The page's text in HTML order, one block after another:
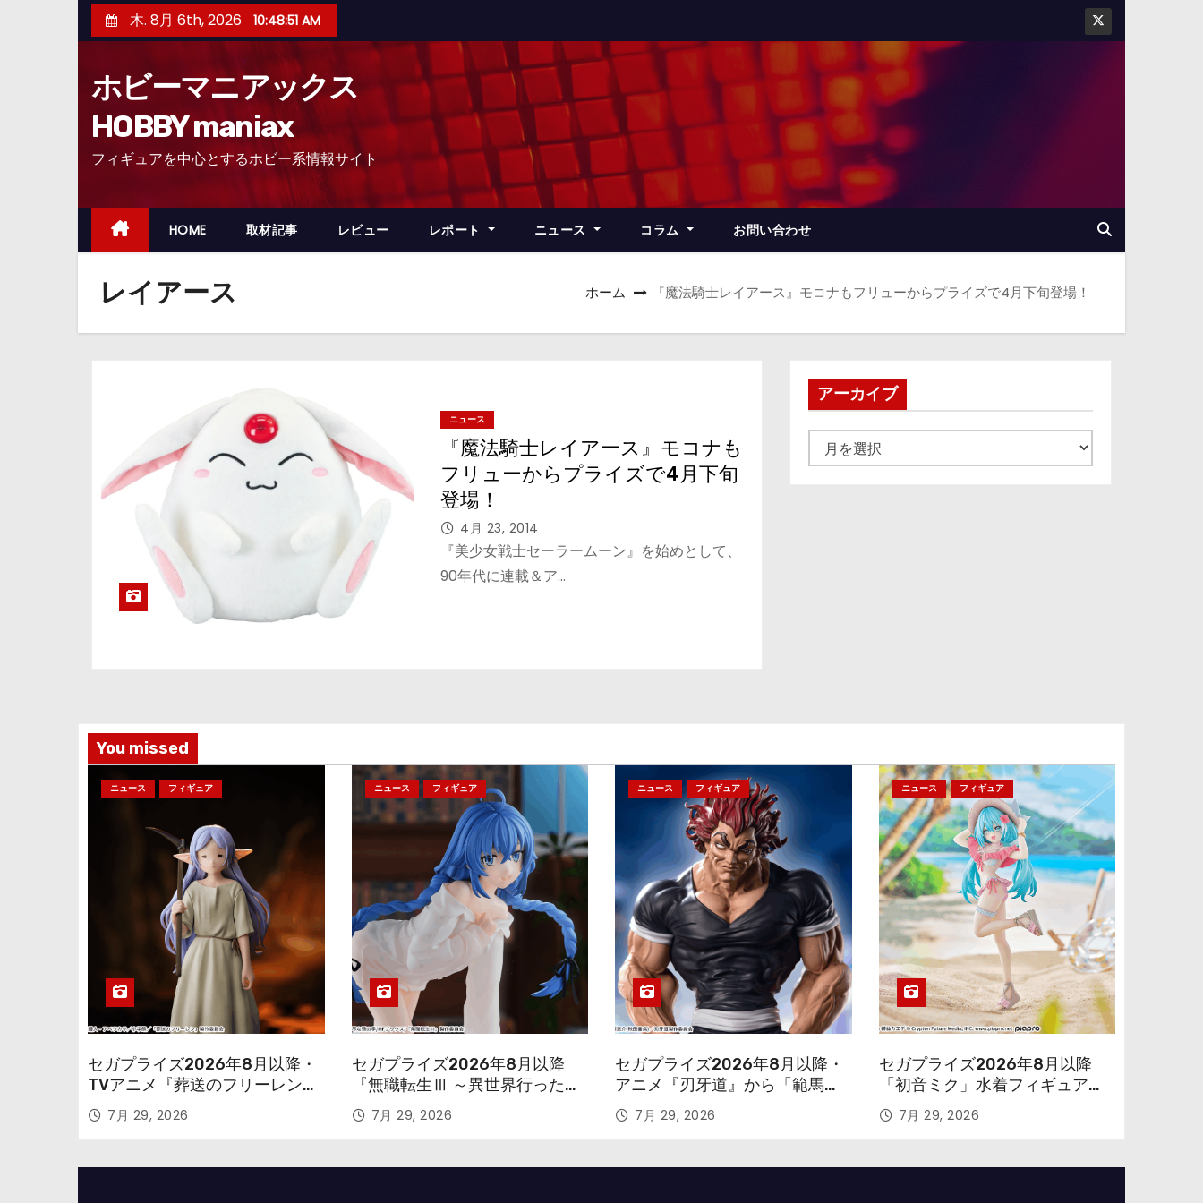
ン
ッ
木. 8月 6th, 2026 10:48:51 AM
ホビーマニアックス
HOBBY maniax
フィギュアを中心とするホビー系情報サイト
HOME 取材記事 レビュー レポート ニュース コラム お問い合わせ
レイアース ホーム 『魔法騎士レイアース』モコナもフリューからプライズで4月下旬登場！
ニュース
『魔法騎士レイアース』モコナも
フリューからプライズで4月下旬
登場！
4月 23, 2014
『美少女戦士セーラームーン』を始めとして、
90年代に連載＆ア…
アーカイブ
ー
You missed
ニュース フィギュア
セガプライズ2026年8月以降・
TVアニメ『葬送のフリーレン』
鉱山で300年働くことになっっ
ちゃった「フリーレン」を立体
7月 29, 2026
ニュース フィギュア
セガプライズ2026年8月以降
『無職転生Ⅲ ～異世界行ったら
本気だす～』から「ロキシー」
のフィギュアが登場！
7月 29, 2026
ニュース フィギュア
セガプライズ2026年8月以降・
アニメ『刃牙道』から「範馬勇
次郎」が登場ッッ!!
7月 29, 2026
ニュース フィギュア
セガプライズ2026年8月以降
「初音ミク」水着フィギュアが
色味を変えて再登場！
7月 29, 2026